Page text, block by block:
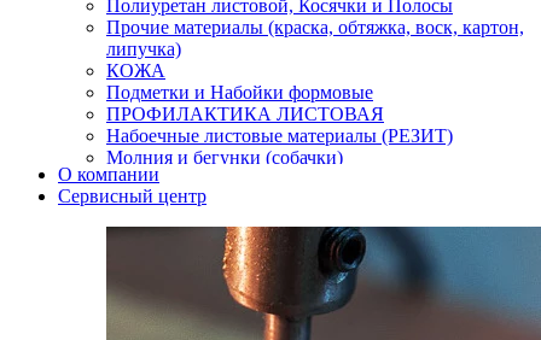
Полиуретан листовой, Косячки и Полосы
Прочие материалы (краска, обтяжка, воск, картон,
липучка)
КОЖА
Подметки и Набойки формовые
ПРОФИЛАКТИКА ЛИСТОВАЯ
Набоечные листовые материалы (РЕЗИТ)
Молния и бегунки (собачки)
Нитки,иглы-шило,крючки.
Уход и косметика для обуви
Кнопки (магнитые,кобурные)
Пряжки для ремня
О компании
Сервисный центр